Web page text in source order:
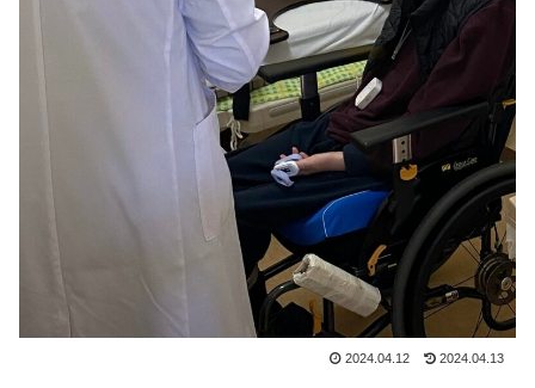
2024.04.12 2024.04.13